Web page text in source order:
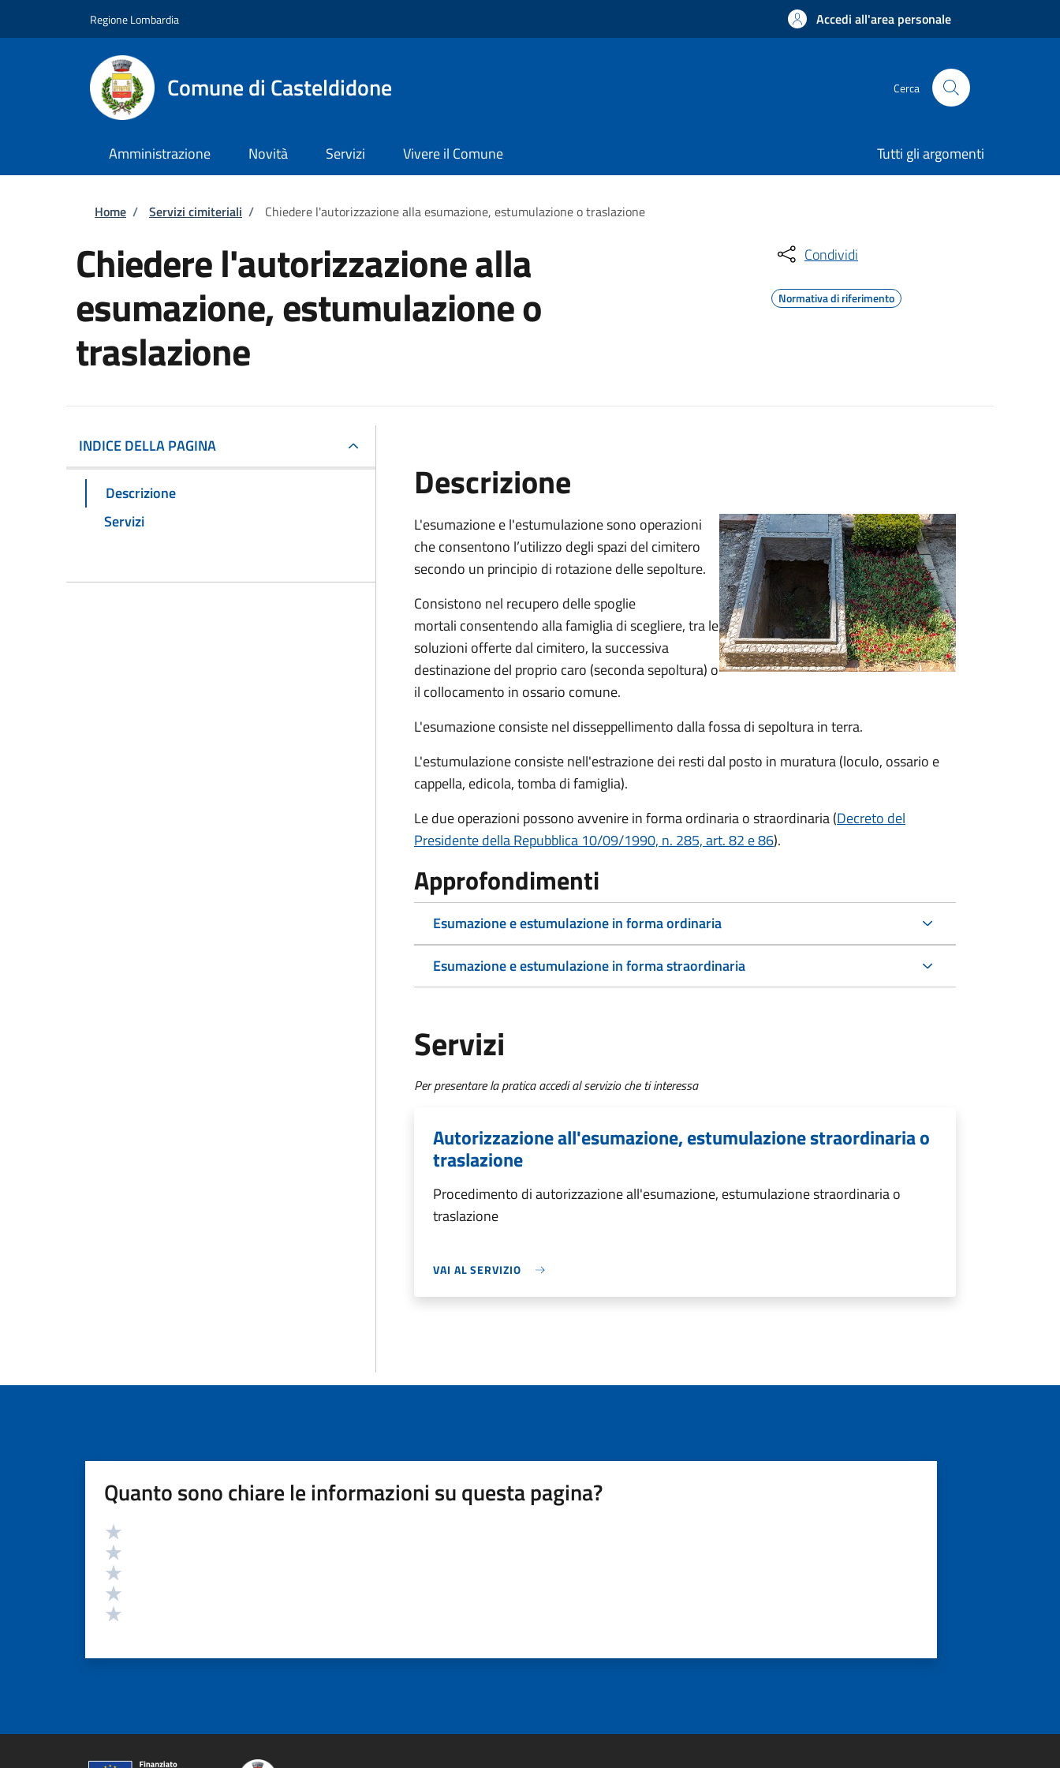
Regione Lombardia Accedi all'area personale
Comune di Casteldidone Cerca
Amministrazione Novità Servizi Vivere il Comune Tutti gli argomenti
Briciole di pane
Home / Servizi cimiteriali / Chiedere l'autorizzazione alla esumazione, estumulazione o traslazione
Chiedere l'autorizzazione alla
esumazione, estumulazione o
traslazione
Condividi
Normativa di riferimento
INDICE DELLA PAGINA
Descrizione
Servizi
Descrizione
L'esumazione e l'estumulazione sono operazioni
che consentono l’utilizzo degli spazi del cimitero
secondo un principio di rotazione delle sepolture.
Consistono nel recupero delle spoglie
mortali consentendo alla famiglia di scegliere, tra le
soluzioni offerte dal cimitero, la successiva
destinazione del proprio caro (seconda sepoltura) o
il collocamento in ossario comune.
L'esumazione consiste nel disseppellimento dalla fossa di sepoltura in terra.
L'estumulazione consiste nell'estrazione dei resti dal posto in muratura (loculo, ossario e
cappella, edicola, tomba di famiglia).
Le due operazioni possono avvenire in forma ordinaria o straordinaria (Decreto del
Presidente della Repubblica 10/09/1990, n. 285, art. 82 e 86).
Approfondimenti
Esumazione e estumulazione in forma ordinaria
Esumazione e estumulazione in forma straordinaria
Servizi
Per presentare la pratica accedi al servizio che ti interessa
Autorizzazione all'esumazione, estumulazione straordinaria o
traslazione
Procedimento di autorizzazione all'esumazione, estumulazione straordinaria o
traslazione
VAI AL SERVIZIO
Quanto sono chiare le informazioni su questa pagina?
Valutazione